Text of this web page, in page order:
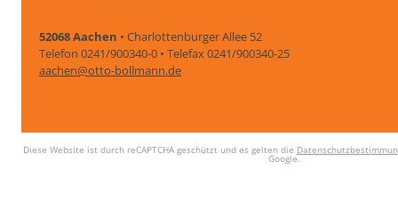
52068 Aachen • Charlottenburger Allee 52
Telefon 0241/900340-0 • Telefax 0241/900340-25
aachen@otto-bollmann.de
Diese Website ist durch reCAPTCHA geschützt und es gelten die
Google.